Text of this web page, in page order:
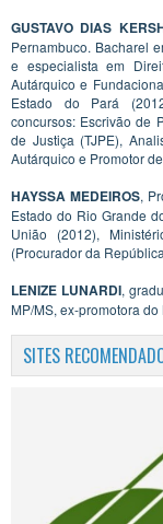
GUSTAVO DIAS
Pernambuco. Bacharel
e especialista em
Autárquico e
Estado do Pará
concursos: Escrivão de
de Justiça (TJPE),
Autárquico e Promotor
HAYSSA MEDEIROS,
Estado do Rio Grande
União (2012),
(Procurador da
LENIZE LUNARDI,
MP/MS, ex-promotora do
SITES